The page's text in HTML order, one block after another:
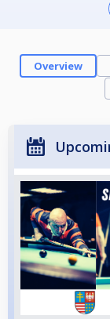
Overview